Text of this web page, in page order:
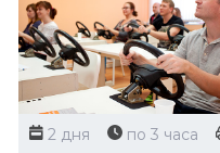
2 дня по 3 часа